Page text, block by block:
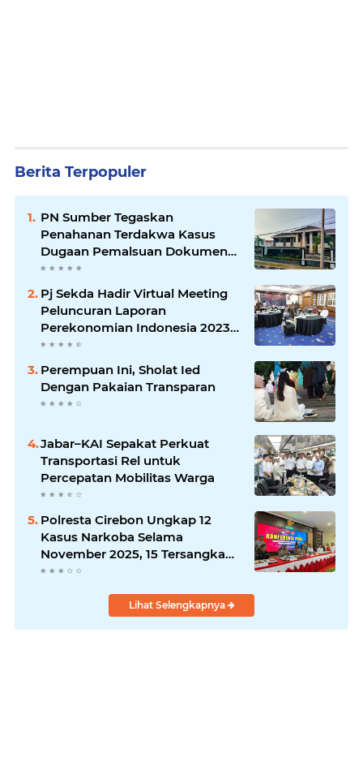
Berita Terpopuler
PN Sumber Tegaskan
Penahanan Terdakwa Kasus
Dugaan Pemalsuan Dokumen
Lahan Sesuai KUHAP
Pj Sekda Hadir Virtual Meeting
Peluncuran Laporan
Perekonomian Indonesia 2023
yang digelar Bank Indonesia
Perempuan Ini, Sholat Ied
Dengan Pakaian Transparan
Jabar–KAI Sepakat Perkuat
Transportasi Rel untuk
Percepatan Mobilitas Warga
Polresta Cirebon Ungkap 12
Kasus Narkoba Selama
November 2025, 15 Tersangka
Diamankan
Lihat Selengkapnya